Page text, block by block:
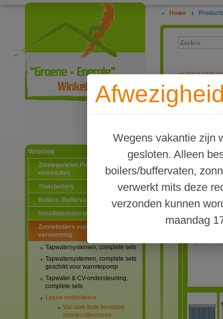
Webshop
Zonnepanelen PV-systemen
elektriciteit
Thuisbatterij
Boilers, Buffervaten en toebehoren
Installatiematerialen
Zonneboilers voor warmtapwater en
verwarming
Tapwatersystemen, complete sets
Tapwatersystemen, complete sets
geschikt voor warmtepomp
Tapwater & CV-ondersteuning,
complete sets
Losse onderdelen
Vacuüm buis heatpipe
zonnecollectoren
Home |
Wegens vakantie zijn
gesloten. Alleen
boilers/buffervaten,
verwerkt mits deze
verzonden kunnen
maandag
<<terug naar
TWL